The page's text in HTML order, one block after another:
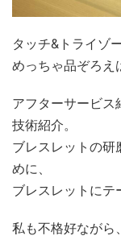
タッチ&トライゾ
めっちゃ品ぞろえ
アフターサービス
技術紹介。
ブレスレットの研
めに、
ブレスレットにテ
私も不格好ながら